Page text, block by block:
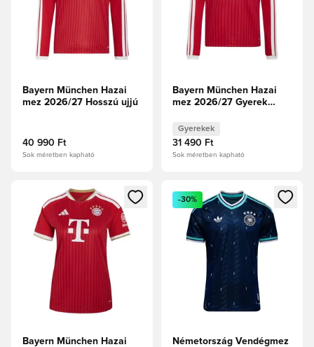
Bayern München Hazai
mez 2026/27 Hosszú ujjú
40 990 Ft
Sok méretben kapható
Bayern München Hazai
mez 2026/27 Gyerek
Gyerekek
31 490 Ft
Sok méretben kapható
Megnyit egy modált a bejelentkezéshez vagy a tagként
Bayern München Hazai
Megnyit egy modált a
-30%
Németország Vendégmez